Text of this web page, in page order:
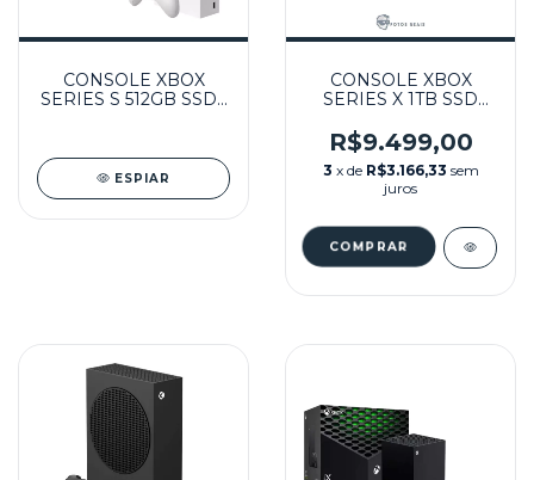
CONSOLE XBOX
SERIES S 512GB SSD -
ESPIAR
CONSOLE XBOX
SERIES X 1TB SSD
EDIÇÃO ESPECIAL
(LUVA REPRÔ)
SEMINOVO -
MICROSOFT
R$9.499,00
3 x de R$3.166,33 sem
juros